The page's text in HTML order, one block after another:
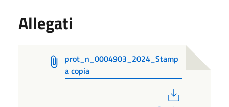
Allegati
prot_n_0004903_2024_Stamp
a copia